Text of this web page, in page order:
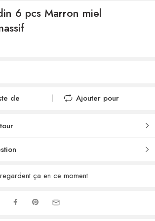
6 pcs Marron miel
de
de
Ajouter pour
ça en ce moment